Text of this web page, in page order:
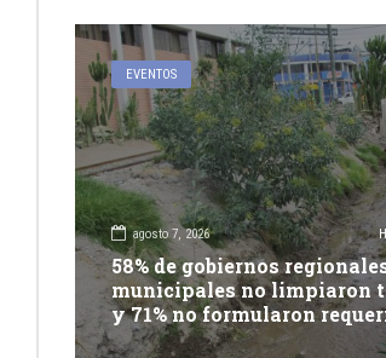
EVENTOS
agosto 7, 2026
58% de gobiernos
municipales no limpiaron
y 71% no formularon
presupuestales afirma